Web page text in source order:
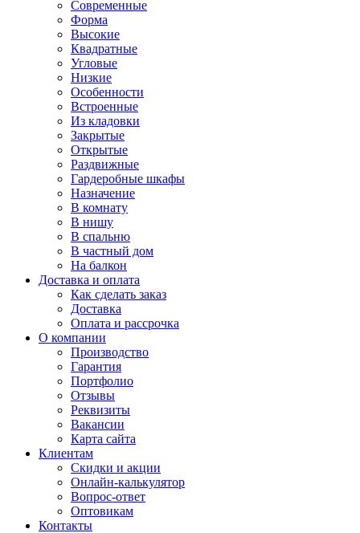
Современные
Форма
Высокие
Квадратные
Угловые
Низкие
Особенности
Встроенные
Из кладовки
Закрытые
Открытые
Раздвижные
Гардеробные шкафы
Назначение
В комнату
В нишу
В спальню
В частный дом
На балкон
Доставка и оплата
Как сделать заказ
Доставка
Оплата и рассрочка
О компании
Производство
Гарантия
Портфолио
Отзывы
Реквизиты
Вакансии
Карта сайта
Клиентам
Скидки и акции
Онлайн-калькулятор
Вопрос-ответ
Оптовикам
Контакты